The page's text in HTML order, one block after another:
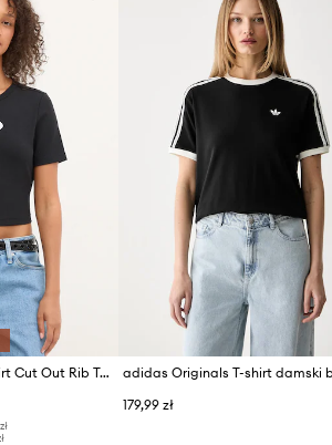
adidas Originals t-shirt Cut Out Rib Tee
179,99 zł